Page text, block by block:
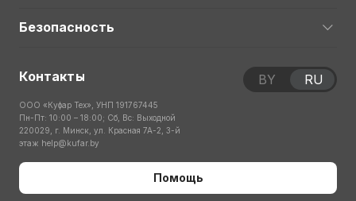
Безопасность
Контакты
ООО «Куфар Тех», УНП 191767445
Пн-Пт: 10:00 – 18:00; Сб, Вс: Выходной
220029, г. Минск, ул. Красная 7А-2, 3-й
этаж help@kufar.by
Помощь
BY RU